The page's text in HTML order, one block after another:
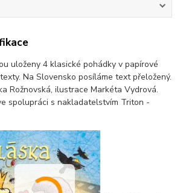
uloženy 4 klasické pohádky v papírové
Na Slovensko posíláme text přeložený.
Rožnovská, ilustrace Markéta Vydrová.
spolupráci s nakladatelstvím Triton -